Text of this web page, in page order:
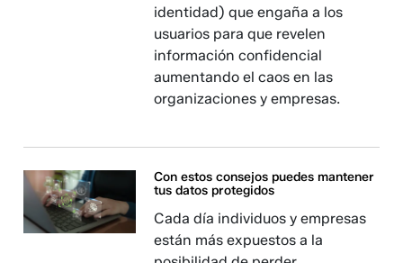
identidad) que engaña a los
usuarios para que revelen
información confidencial
aumentando el caos en las
organizaciones y empresas.
Con estos consejos puedes mantener
tus datos protegidos
Cada día individuos y empresas
están más expuestos a la